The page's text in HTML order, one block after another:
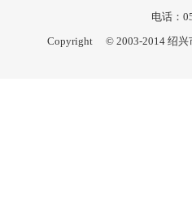
电话：
Copyright © 2003-2014 绍兴